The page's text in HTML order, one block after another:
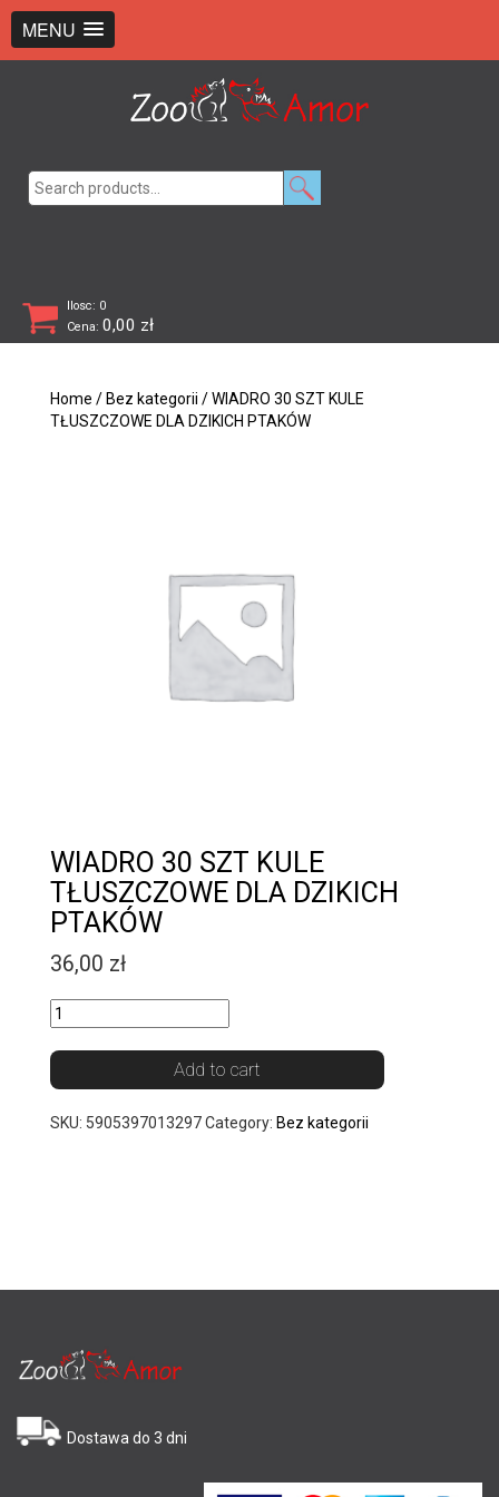
MENU
Ilosc: 0
Cena: 0,00 zł
Home / Bez kategorii / WIADRO 30 SZT KULE
TŁUSZCZOWE DLA DZIKICH PTAKÓW
WIADRO 30 SZT KULE
TŁUSZCZOWE DLA DZIKICH
PTAKÓW
36,00 zł
Add to cart
SKU: 5905397013297Category: Bez kategorii
Dostawa do 3 dni